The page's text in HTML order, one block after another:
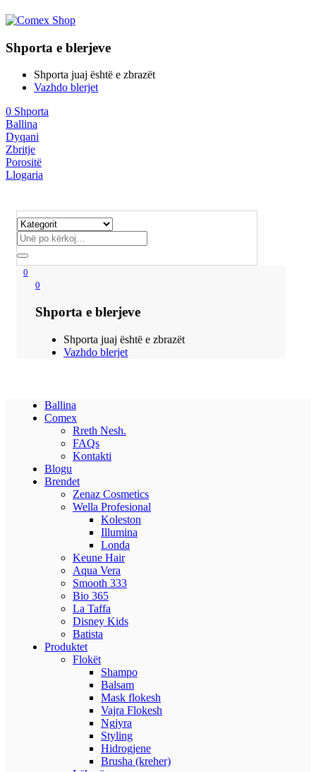
Shporta e blerjeve
Shporta juaj është e zbrazët
Vazhdo blerjet
0 Shporta
Ballina
Dyqani
Zbritje
Porositë
Llogaria
0
0
Shporta e blerjeve
Shporta juaj është e zbrazët
Vazhdo blerjet
Ballina
Comex
Rreth Nesh.
FAQs
Kontakti
Blogu
Brendet
Zenaz Cosmetics
Wella Profesional
Koleston
Illumina
Londa
Keune Hair
Aqua Vera
Smooth 333
Bio 365
La Taffa
Disney Kids
Batista
Produktet
Flokët
Shampo
Balsam
Mask flokesh
Vajra Flokesh
Ngjyra
Styling
Hidrogjene
Brusha (kreher)